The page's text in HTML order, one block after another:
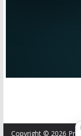
Copyright © 2026